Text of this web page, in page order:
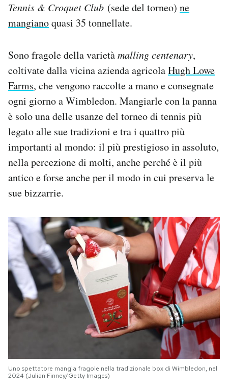
Tennis & Croquet Club (sede del torneo) ne
mangianoquasi 35 tonnellate.
Sono fragole della varietàmalling centenary,
coltivate dalla vicina azienda agricolaHugh Lowe
Farms, che vengono raccolte a mano e consegnate
ogni giorno a Wimbledon. Mangiarle con la panna
è solo una delle usanze del torneo di tennis più
legato alle sue tradizioni e tra i quattro più
importanti al mondo: il più prestigioso in assoluto,
nella percezione di molti, anche perché è il più
antico e forse anche per il modo in cui preserva le
sue bizzarrie.
Uno spettatore mangia fragole nella tradizionale box di Wimbledon, nel
2024 (Julian Finney/Getty Images)